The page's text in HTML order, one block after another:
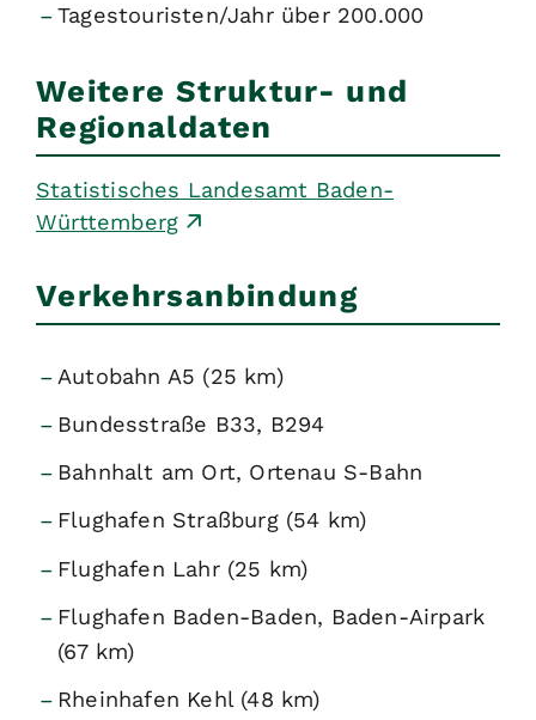
Tagestouristen/Jahr über 200.000
Weitere Struktur- und
Regionaldaten
Statistisches Landesamt Baden-
Württemberg
Verkehrsanbindung
Autobahn A5 (25 km)
Bundesstraße B33, B294
Bahnhalt am Ort, Ortenau S-Bahn
Flughafen Straßburg (54 km)
Flughafen Lahr (25 km)
Flughafen Baden-Baden, Baden-Airpark
(67 km)
Rheinhafen Kehl (48 km)